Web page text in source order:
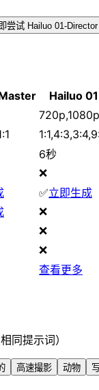
尝试 Hailuo 01-Director
Hailuo
720p,1080p
6秒
❌
✅立即生成
❌
❌
❌
查看更多
同提示词）
高速撮影 动物